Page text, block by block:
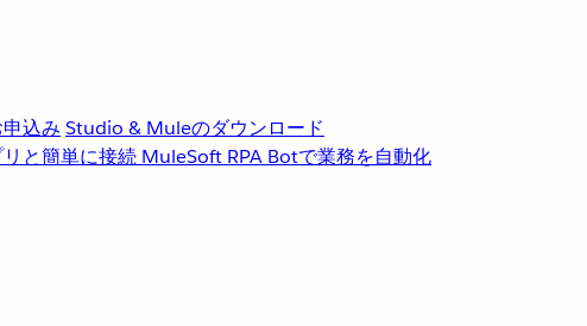
込み Studio & Muleのダウンロード
と簡単に接続 MuleSoft RPA Botで業務を自動化